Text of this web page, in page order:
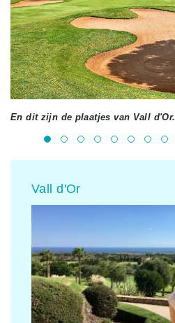
En dit zijn de plaatjes van Vall d'Or.
Vall d'Or